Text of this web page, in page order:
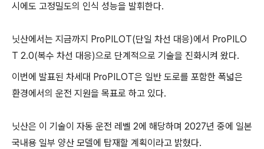
시에도 고정밀도의 인식 성능을 발휘한다.
닛산에서는 지금까지 ProPILOT(단일 차선 대응)에서 ProPILO
T 2.0(복수 차선 대응)으로 단계적으로 기술을 진화시켜 왔다.
이번에 발표된 차세대 ProPILOT은 일반 도로를 포함한 폭넓은
환경에서의 운전 지원을 목표로 하고 있다.
닛산은 이 기술이 자동 운전 레벨 2에 해당하며 2027년 중에 일본
국내용 일부 양산 모델에 탑재할 계획이라고 밝혔다.